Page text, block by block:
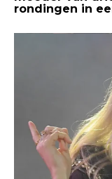
rondingen in